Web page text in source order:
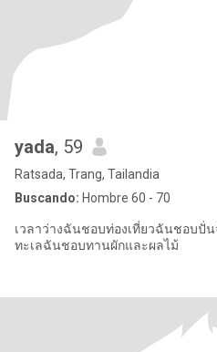
yada, 59
Ratsada, Trang, Tailandia
Buscando: Hombre 60 - 70
เวลาว่างฉันชอบท่องเที่ยวฉันชอบปั่
ทะเลฉันชอบทานผักและผลไม้